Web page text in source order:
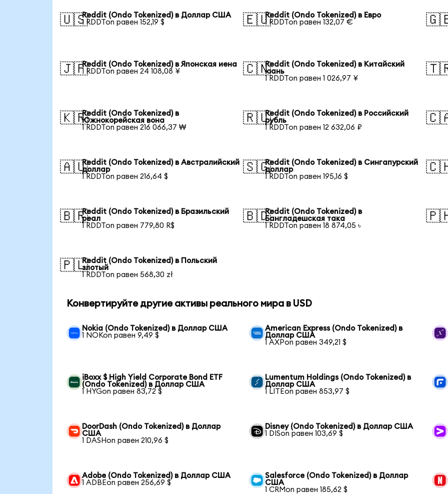
🇺🇸Reddit (Ondo Tokenized) в Доллар США
1 RDDTon равен 152,19 $
🇪🇺Reddit (Ondo Tokenized) в Евро
1 RDDTon равен 132,07 €
🇯🇵Reddit (Ondo Tokenized) в Японская иена
1 RDDTon равен 24 108,08 ¥
🇨🇳Reddit (Ondo Tokenized) в Китайский
юань
1 RDDTon равен 1 026,97 ¥
🇰🇷Reddit (Ondo Tokenized) в
Южнокорейская вона
1 RDDTon равен 216 066,37 ₩
🇷🇺Reddit (Ondo Tokenized) в Российский
рубль
1 RDDTon равен 12 632,06 ₽
🇦🇺Reddit (Ondo Tokenized) в Австралийский
доллар
1 RDDTon равен 216,64 $
🇸🇬Reddit (Ondo Tokenized) в Сингапурский
доллар
1 RDDTon равен 195,16 $
🇧🇷Reddit (Ondo Tokenized) в Бразильский
реал
1 RDDTon равен 779,80 R$
🇧🇩Reddit (Ondo Tokenized) в
Бангладешская така
1 RDDTon равен 18 874,05 ৳
🇵🇱Reddit (Ondo Tokenized) в Польский
злотый
1 RDDTon равен 568,30 zł
Конвертируйте другие активы реального мира в USD
Nokia (Ondo Tokenized) в Доллар США
1 NOKon равен 9,49 $
American Express (Ondo Tokenized) в
Доллар США
1 AXPon равен 349,21 $
iBoxx $ High Yield Corporate Bond ETF
(Ondo Tokenized) в Доллар США
1 HYGon равен 83,72 $
Lumentum Holdings (Ondo Tokenized) в
Доллар США
1 LITEon равен 853,97 $
DoorDash (Ondo Tokenized) в Доллар
США
1 DASHon равен 210,96 $
Disney (Ondo Tokenized) в Доллар США
1 DISon равен 103,69 $
Adobe (Ondo Tokenized) в Доллар США
1 ADBEon равен 256,69 $
Salesforce (Ondo Tokenized) в Доллар
США
1 CRMon равен 185,62 $